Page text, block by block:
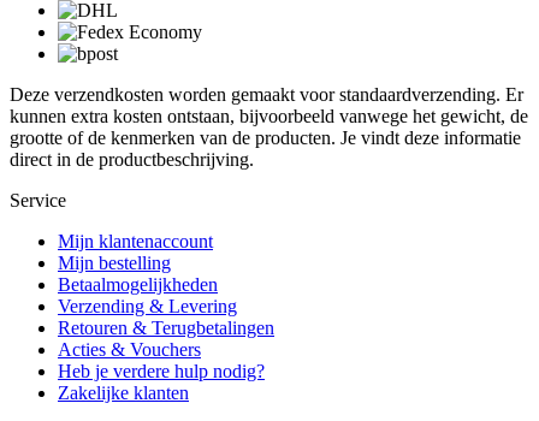
Deze verzendkosten worden gemaakt voor standaardverzending. Er
kunnen extra kosten ontstaan, bijvoorbeeld vanwege het gewicht, de
grootte of de kenmerken van de producten. Je vindt deze informatie
direct in de productbeschrijving.
Service
Mijn klantenaccount
Mijn bestelling
Betaalmogelijkheden
Verzending & Levering
Retouren & Terugbetalingen
Acties & Vouchers
Heb je verdere hulp nodig?
Zakelijke klanten